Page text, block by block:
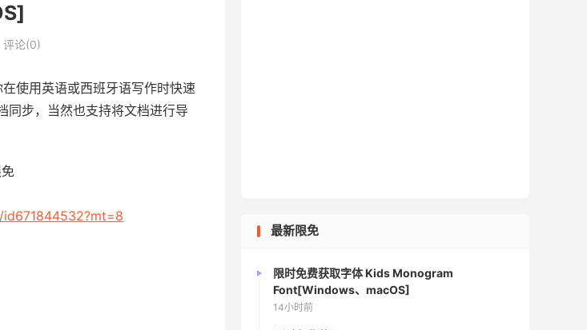
评论(0)
使用英语或西班牙语写作时快速
步，当然也支持将文档进行导
最新限免
限时免费获取字体 Kids Monogram
Font[Windows、macOS]
14小时前